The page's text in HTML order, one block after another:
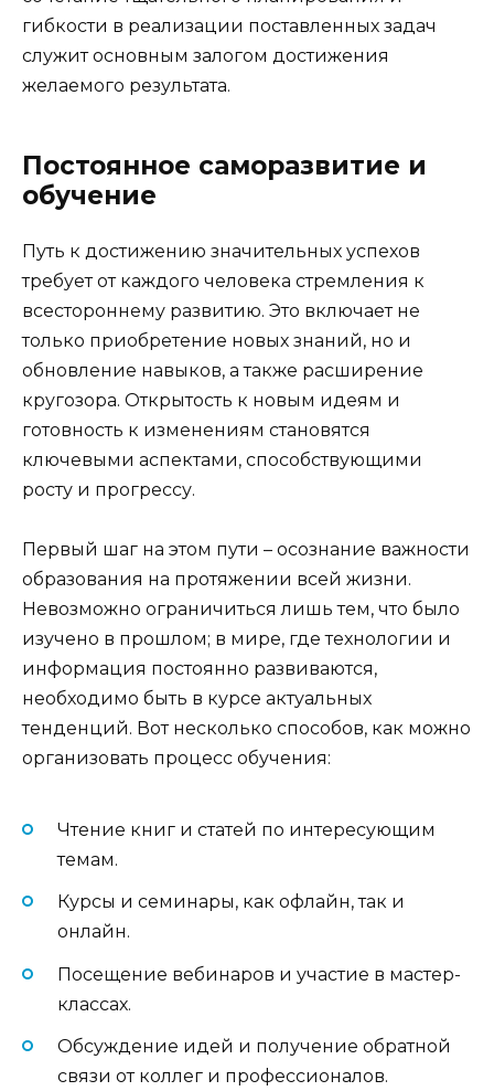
гибкости в реализации поставленных задач
служит основным залогом достижения
желаемого результата.
Постоянное саморазвитие и
обучение
Путь к достижению значительных успехов
требует от каждого человека стремления к
всестороннему развитию. Это включает не
только приобретение новых знаний, но и
обновление навыков, а также расширение
кругозора. Открытость к новым идеям и
готовность к изменениям становятся
ключевыми аспектами, способствующими
росту и прогрессу.
Первый шаг на этом пути – осознание важности
образования на протяжении всей жизни.
Невозможно ограничиться лишь тем, что было
изучено в прошлом; в мире, где технологии и
информация постоянно развиваются,
необходимо быть в курсе актуальных
тенденций. Вот несколько способов, как можно
организовать процесс обучения:
Чтение книг и статей по интересующим
темам.
Курсы и семинары, как офлайн, так и
онлайн.
Посещение вебинаров и участие в мастер-
классах.
Обсуждение идей и получение обратной
связи от коллег и профессионалов.